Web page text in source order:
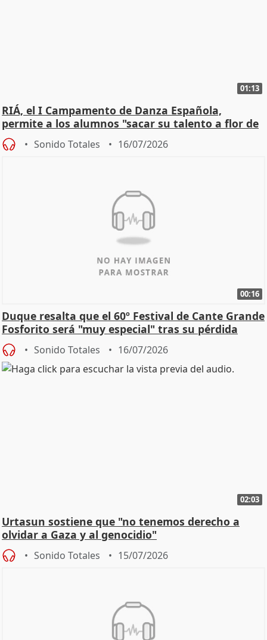
01:13
RIÁ, el I Campamento de Danza Española,
permite a los alumnos "sacar su talento a flor de
piel"
Sonido Totales 16/07/2026
00:16
Duque resalta que el 60º Festival de Cante Grande
Fosforito será "muy especial" tras su pérdida
Sonido Totales 16/07/2026
02:03
Urtasun sostiene que "no tenemos derecho a
olvidar a Gaza y al genocidio"
Sonido Totales 15/07/2026